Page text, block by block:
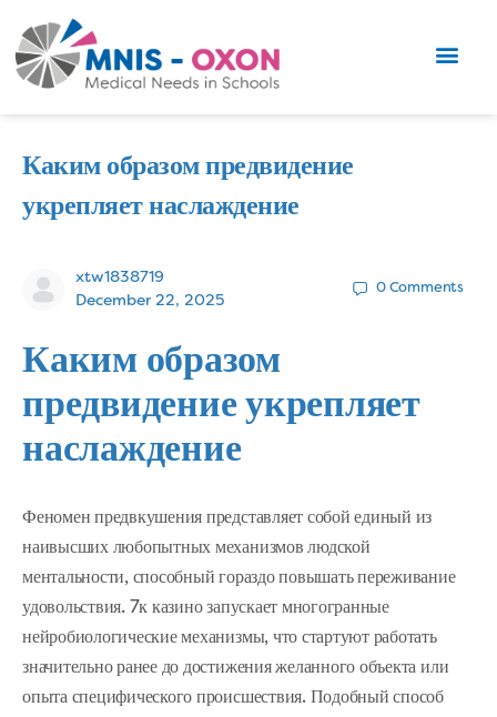
Каким образом предвидение
укрепляет наслаждение
xtw1838719
December 22, 2025
0 Comments
Каким образом
предвидение укрепляет
наслаждение
Феномен предвкушения представляет собой единый из
наивысших любопытных механизмов людской
ментальности, способный гораздо повышать переживание
удовольствия. 7к казино запускает многогранные
нейробиологические механизмы, что стартуют работать
значительно ранее до достижения желанного объекта или
опыта специфического происшествия. Подобный способ